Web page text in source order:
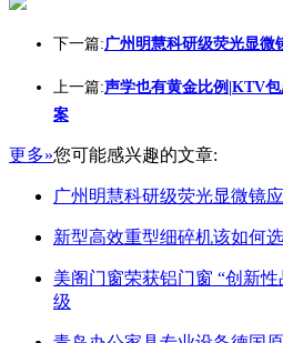
下一篇:广州明慧科研级荧光显微
上一篇:声学也有黄金比例|KTV
案
更多»您可能感兴趣的文章:
广州明慧科研级荧光显微镜
新型高效重型细碎机该如何
美阁门窗荣获铝门窗 “创新
级